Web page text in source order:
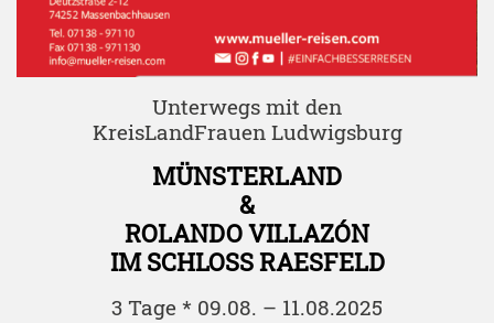
Unterwegs mit den
KreisLandFrauen Ludwigsburg
MÜNSTERLAND
&
ROLANDO VILLAZÓN
IM SCHLOSS RAESFELD
3 Tage * 09.08. – 11.08.2025